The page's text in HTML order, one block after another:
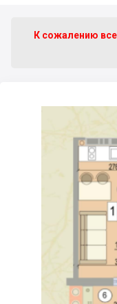
К сожалению